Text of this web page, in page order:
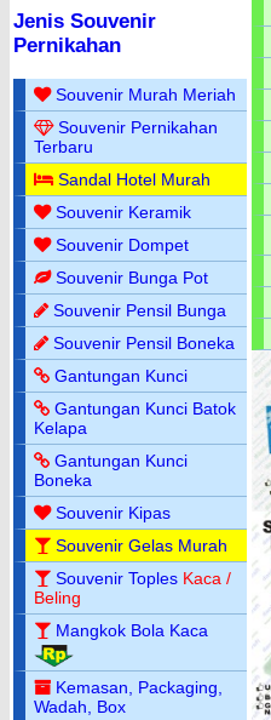
Jenis Souvenir
Pernikahan
Souvenir Murah Meriah
Souvenir Pernikahan
Terbaru
Sandal Hotel Murah
Souvenir Keramik
Souvenir Dompet
Souvenir Bunga Pot
Souvenir Pensil Bunga
Souvenir Pensil Boneka
Gantungan Kunci
Gantungan Kunci Batok
Kelapa
Gantungan Kunci
Boneka
Souvenir Kipas
Souvenir Gelas Murah
Souvenir Toples Kaca /
Beling
Mangkok Bola Kaca
Kemasan, Packaging,
Wadah, Box